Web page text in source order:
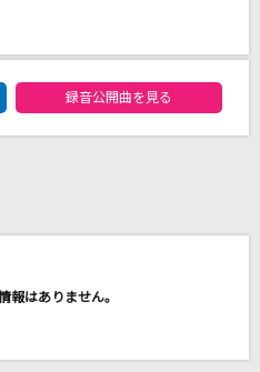
エントリーランキング
録音公開曲を見る